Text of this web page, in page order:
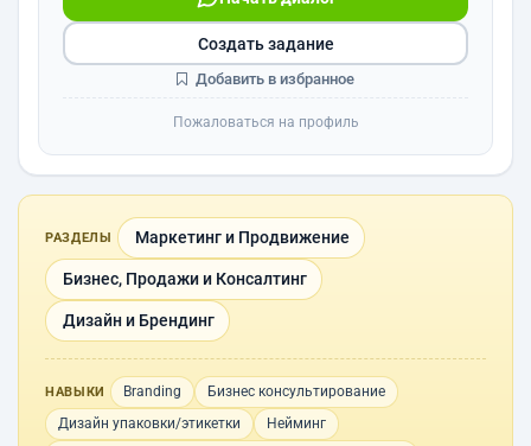
Создать задание
Добавить в избранное
Пожаловаться на профиль
РАЗДЕЛЫ Маркетинг и Продвижение
Бизнес, Продажи и Консалтинг
Дизайн и Брендинг
НАВЫКИ Branding
Бизнес консультирование
Дизайн упаковки/этикетки
Нейминг